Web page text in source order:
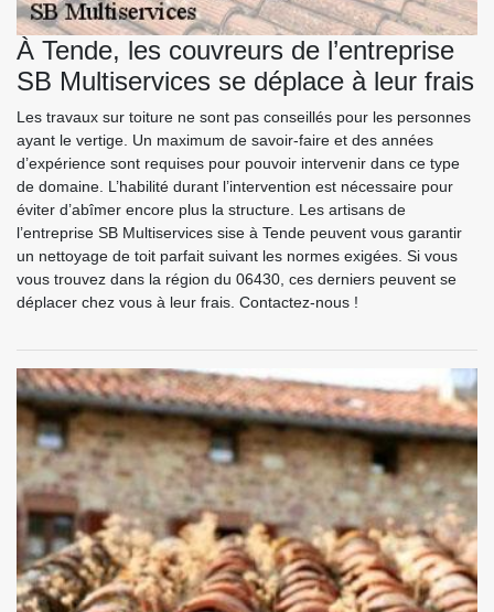
À Tende, les couvreurs de l’entreprise
SB Multiservices se déplace à leur frais
Les travaux sur toiture ne sont pas conseillés pour les personnes
ayant le vertige. Un maximum de savoir-faire et des années
d’expérience sont requises pour pouvoir intervenir dans ce type
de domaine. L’habilité durant l’intervention est nécessaire pour
éviter d’abîmer encore plus la structure. Les artisans de
l’entreprise SB Multiservices sise à Tende peuvent vous garantir
un nettoyage de toit parfait suivant les normes exigées. Si vous
vous trouvez dans la région du 06430, ces derniers peuvent se
déplacer chez vous à leur frais. Contactez-nous !